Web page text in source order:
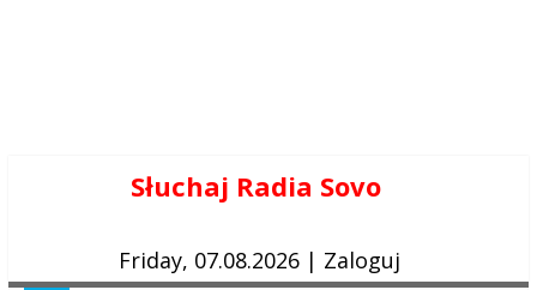
Słuchaj Radia Sovo
Friday, 07.08.2026 | Zaloguj